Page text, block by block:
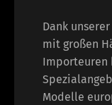
Dank
mit großen
Importeuren
Modelle